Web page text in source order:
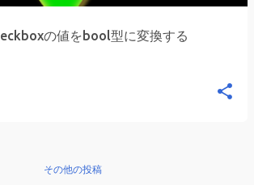
の値をbool型に変換する
その他の投稿